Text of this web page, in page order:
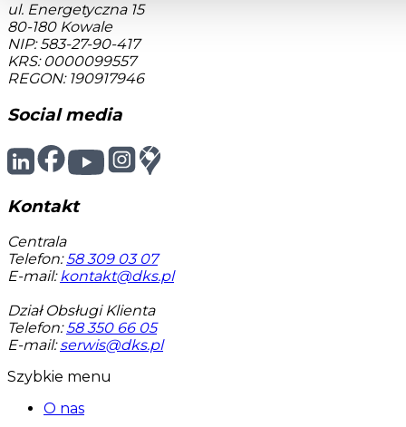
ul. Energetyczna 15
80-180 Kowale
NIP: 583-27-90-417
KRS: 0000099557
REGON: 190917946
Social media
Kontakt
Centrala
Telefon: 58 309 03 07
E-mail: kontakt@dks.pl
Dział Obsługi Klienta
Telefon: 58 350 66 05
E-mail: serwis@dks.pl
Szybkie menu
O nas